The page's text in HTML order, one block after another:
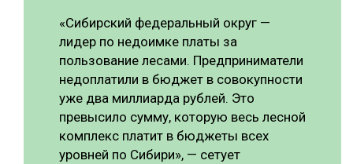
«Сибирский федеральный округ —
лидер по недоимке платы за
пользование лесами. Предприниматели
недоплатили в бюджет в совокупности
уже два миллиарда рублей. Это
превысило сумму, которую весь лесной
комплекс платит в бюджеты всех
уровней по Сибири», — сетует